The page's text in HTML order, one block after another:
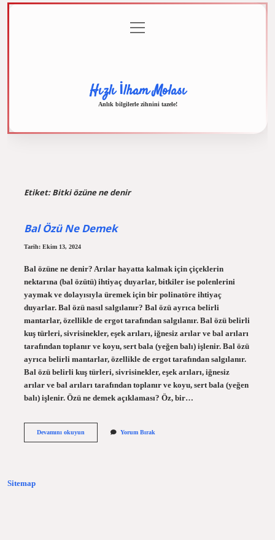
menüyü
aç
Hızlı İlham Molası
Anlık bilgilerle zihnini tazele!
Etiket:Bitki özüne ne denir
Bal Özü Ne Demek
Tarih: Ekim 13, 2024
Bal özüne ne denir? Arılar hayatta kalmak için çiçeklerin
nektarına (bal özütü) ihtiyaç duyarlar, bitkiler ise polenlerini
yaymak ve dolayısıyla üremek için bir polinatöre ihtiyaç
duyarlar. Bal özü nasıl salgılanır? Bal özü ayrıca belirli
mantarlar, özellikle de ergot tarafından salgılanır. Bal özü belirli
kuş türleri, sivrisinekler, eşek arıları, iğnesiz arılar ve bal arıları
tarafından toplanır ve koyu, sert bala (yeğen balı) işlenir. Bal özü
ayrıca belirli mantarlar, özellikle de ergot tarafından salgılanır.
Bal özü belirli kuş türleri, sivrisinekler, eşek arıları, iğnesiz
arılar ve bal arıları tarafından toplanır ve koyu, sert bala (yeğen
balı) işlenir. Özü ne demek açıklaması? Öz, bir…
Devamını okuyunBal
Yorum Bırak
Sitemap